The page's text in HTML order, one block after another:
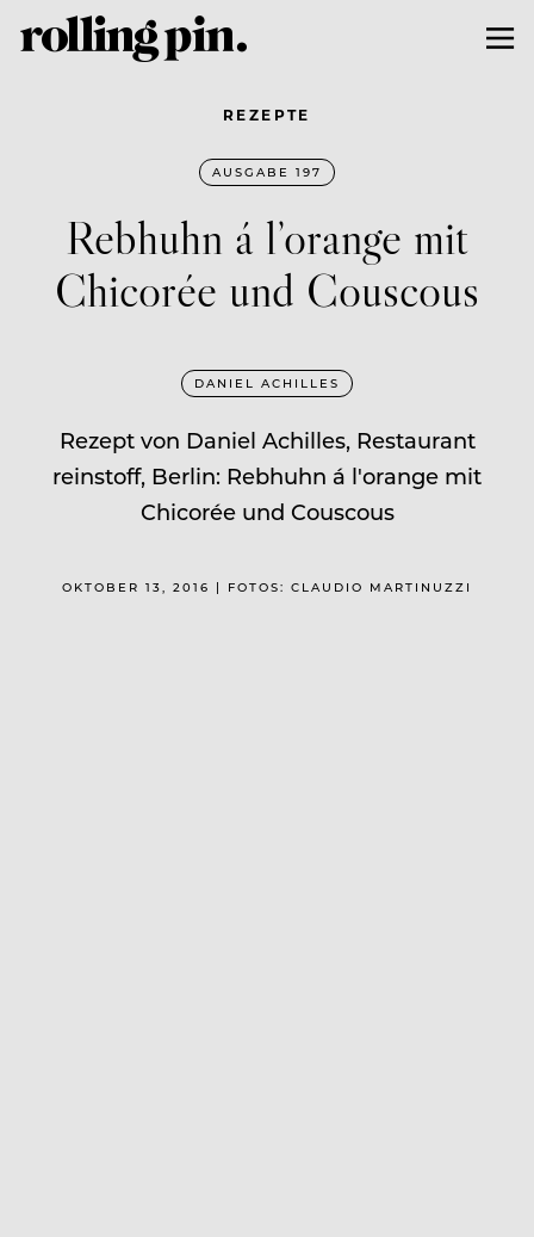
REZEPTE
AUSGABE 197
Rebhuhn á l’orange mit
Chicorée und Couscous
DANIEL ACHILLES
Rezept von Daniel Achilles, Restaurant
reinstoff, Berlin: Rebhuhn á l'orange mit
Chicorée und Couscous
OKTOBER 13, 2016 | FOTOS: CLAUDIO MARTINUZZI